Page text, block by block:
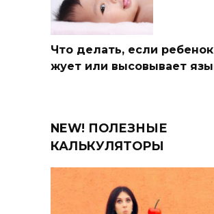
Что делать, если
жует или высовывает
NEW! ПОЛЕЗНЫЕ
КАЛЬКУЛЯТОРЫ